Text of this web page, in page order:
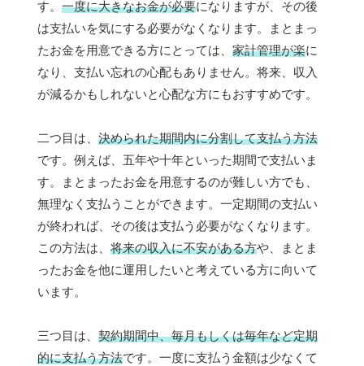
す。 一度に大きなお金が必要になりますが、その後
は支払いを気にする必要がなくなります。まとまっ
たお金を用意できる方にとっては、 家計管理が楽に
なり、支払い忘れの心配もありません。将来、収入
が減るかもしれないと心配な方にもおすすめです。
二つ目は、 決められた期間内に分割して支払う方法
です。例えば、五年や十年といった期間で支払いま
す。まとまったお金を用意するのが難しい方でも、
無理なく支払うことができます。一定期間の支払い
が終われば、その後は支払う必要がなくなります。
この方法は、 将来の収入に不安がある方や、まとま
ったお金を他に運用したいと考えている方に向いて
います。
三つ目は、 契約期間中、毎月もしくは毎年など定期
的に支払う方法です。一度に支払う金額は少なくて